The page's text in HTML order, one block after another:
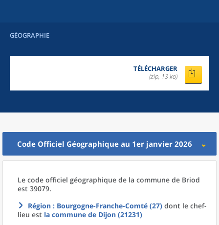
GÉOGRAPHIE
TÉLÉCHARGER
(zip, 13 ko)
Code Officiel Géographique au 1er janvier 2026
Le code officiel géographique de la commune de Briod
est 39079.
Région : Bourgogne-Franche-Comté (27) dont le chef-
lieu est la commune de Dijon (21231)